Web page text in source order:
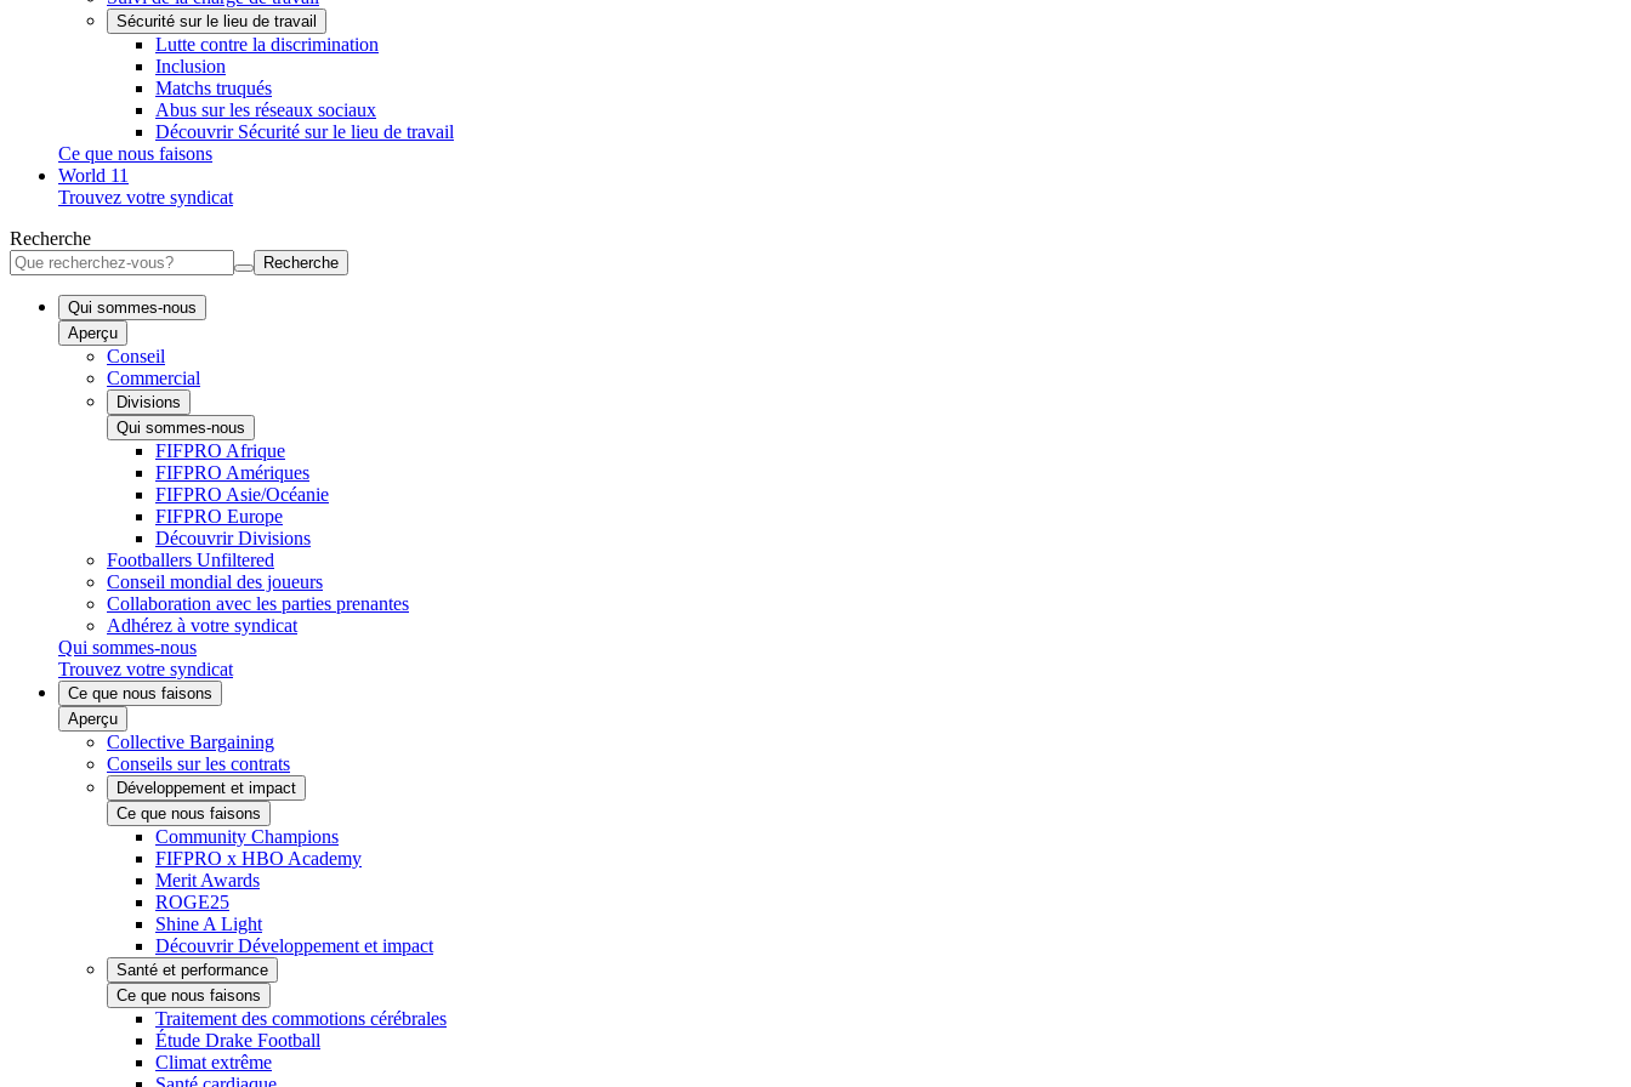
Sécurité sur le lieu de travail
Lutte contre la discrimination
Inclusion
Matchs truqués
Abus sur les réseaux sociaux
Découvrir Sécurité sur le lieu de travail
Ce que nous faisons
World 11
Trouvez votre syndicat
Recherche
Recherche
Qui sommes-nous
Aperçu
Conseil
Commercial
Divisions
Qui sommes-nous
FIFPRO Afrique
FIFPRO Amériques
FIFPRO Asie/Océanie
FIFPRO Europe
Découvrir Divisions
Footballers Unfiltered
Conseil mondial des joueurs
Collaboration avec les parties prenantes
Adhérez à votre syndicat
Qui sommes-nous
Trouvez votre syndicat
Ce que nous faisons
Aperçu
Collective Bargaining
Conseils sur les contrats
Développement et impact
Ce que nous faisons
Community Champions
FIFPRO x HBO Academy
Merit Awards
ROGE25
Shine A Light
Découvrir Développement et impact
Santé et performance
Ce que nous faisons
Traitement des commotions cérébrales
Étude Drake Football
Climat extrême